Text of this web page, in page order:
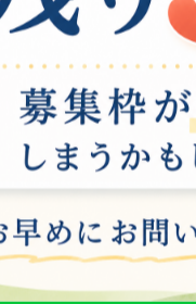
しておくことは非
低下したり、健康
ずは、効率的な仕
ます。また、毎日
人で作業をするこ
報を共有し、仕
、仕事の進捗が遅
とができます。 在